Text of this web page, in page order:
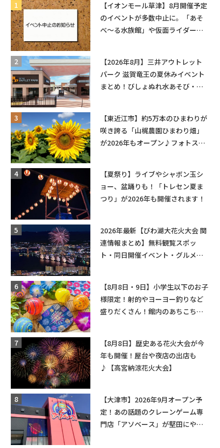
【イオンモール草津】8月開催予定
のイベントが多数中止に。「あそ
べ〜る水族館」や仮面ライダーシ
【2026年8月】三井アウトレット
パーク 滋賀竜王の夏休みイベント
まとめ！びしょぬれ水あそび・激
【東近江市】約5万本のひまわりが
咲き誇る「山梶農園ひまわり畑」
が2026年もオープン♪フォトスポ
【夏祭り】ライブやシャボン玉シ
ョー、盆踊りも！「トレセン夏ま
つり」が2026年も開催されます！
2026年最新【びわ湖大花火大会 関
連情報まとめ】無料観覧スポッ
ト・同日開催イベント・グルメマ
【8月8日・9日】小学生以下のお子
様限定！射的やヨーヨー釣りなど
盛りだくさん！館内のあちこちに
【8月8日】歴史ある花火大会が今
年も開催！屋台や夜店の出店も
♪【高宮納涼花火大会】
【大津市】2026年9月オープン予
定！あの話題のクレーンゲーム専
門店「アソベース」が堅田にやっ